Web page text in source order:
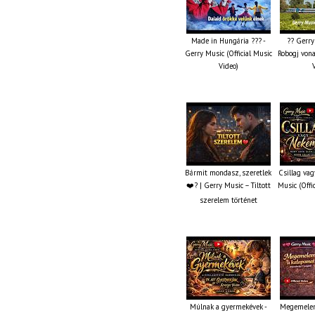
Made in Hungária ??? -
Gerry Music (Official Music
Video)
??
Robogj
Bármit mondasz, szeretlek
❤️‍? | Gerry Music – Tiltott
szerelem történet
Csillag
Music
Múlnak a gyermekévek -